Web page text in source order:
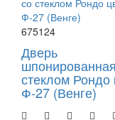
675124
Дверь
стеклом Рондо
Ф-27 (Венге)